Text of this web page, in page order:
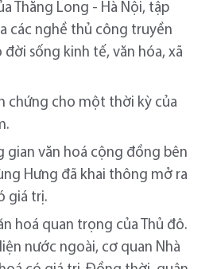
Thăng Long - Hà Nội, tập
các nghề thủ công truyền
sống kinh tế, văn hóa, xã
chứng cho một thời kỳ của
gian văn hoá cộng đồng bên
Hưng đã khai thông mở ra
giá trị.
hoá quan trọng của Thủ đô.
nước ngoài, cơ quan Nhà